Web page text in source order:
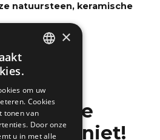
natuursteen, keramische
laatste
niet!
×
om uw
Cookies
tonen van
Door onze
u in met alle